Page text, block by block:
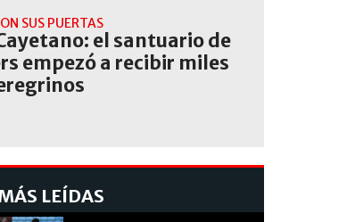
SUS PUERTAS
el santuario de
empezó a recibir miles
LEÍDAS